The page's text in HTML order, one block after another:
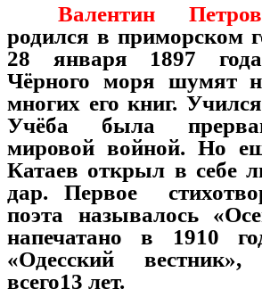
Валентин
родился в приморском
28 января 1897
Чёрного моря шумят
многих его книг.
Учёба была
мировой войной. Но
Катаев открыл в себе
дар. Первое
поэта называлось
напечатано в 1910
«Одесский
всего13 лет.